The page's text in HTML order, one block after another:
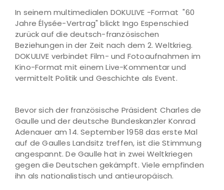
In seinem multimedialen DOKULIVE -Format "60
Jahre Élysée-Vertrag" blickt Ingo Espenschied
zurück auf die deutsch-französischen
Beziehungen in der Zeit nach dem 2. Weltkrieg.
DOKULIVE verbindet Film- und Fotoaufnahmen im
Kino-Format mit einem Live-Kommentar und
vermittelt Politik und Geschichte als Event.
Bevor sich der französische Präsident Charles de
Gaulle und der deutsche Bundeskanzler Konrad
Adenauer am 14. September 1958 das erste Mal
auf de Gaulles Landsitz treffen, ist die Stimmung
angespannt. De Gaulle hat in zwei Weltkriegen
gegen die Deutschen gekämpft. Viele empfinden
ihn als nationalistisch und antieuropäisch.